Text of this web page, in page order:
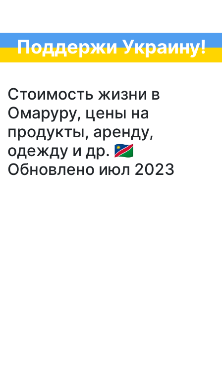
Поддержи Украину!
Стоимость жизни в
Омаруру, цены на
продукты, аренду,
одежду и др. 🇳🇦
Обновлено июл 2023